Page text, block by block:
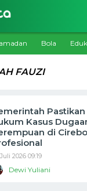
Bola
FAUZI
Pastikan
Kasus
di
2026 09:19
Dewi Yuliani